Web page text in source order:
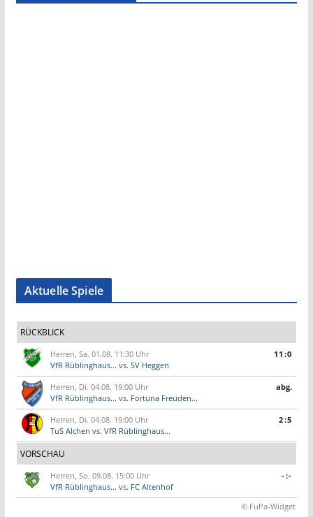
Aktuelle Spiele
RÜCKBLICK
Herren, Sa. 01.08. 11:30 Uhr
VfR Rüblinghaus... vs. SV Heggen
11:0
Herren, Di. 04.08. 19:00 Uhr
VfR Rüblinghaus... vs. Fortuna Freuden...
abg.
Herren, Di. 04.08. 19:00 Uhr
TuS Alchen vs. VfR Rüblinghaus...
2:5
VORSCHAU
Herren, So. 09.08. 15:00 Uhr
VfR Rüblinghaus... vs. FC Altenhof
-:-
© FuPa-Widget